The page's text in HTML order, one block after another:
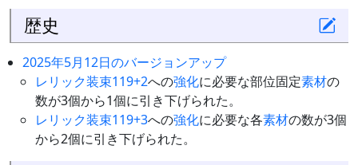
歴史
2025年5月12日のバージョンアップ
レリック装束119+2への強化に必要な部位固定素材の
数が3個から1個に引き下げられた。
レリック装束119+3への強化に必要な各素材の数が3個
から2個に引き下げられた。